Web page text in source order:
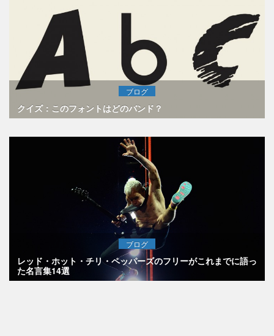
ブログ
クイズ：このフォントはどのバンド？
ブログ
レッド・ホット・チリ・ペッパーズのフリーがこれまでに語っ
た名言集14選